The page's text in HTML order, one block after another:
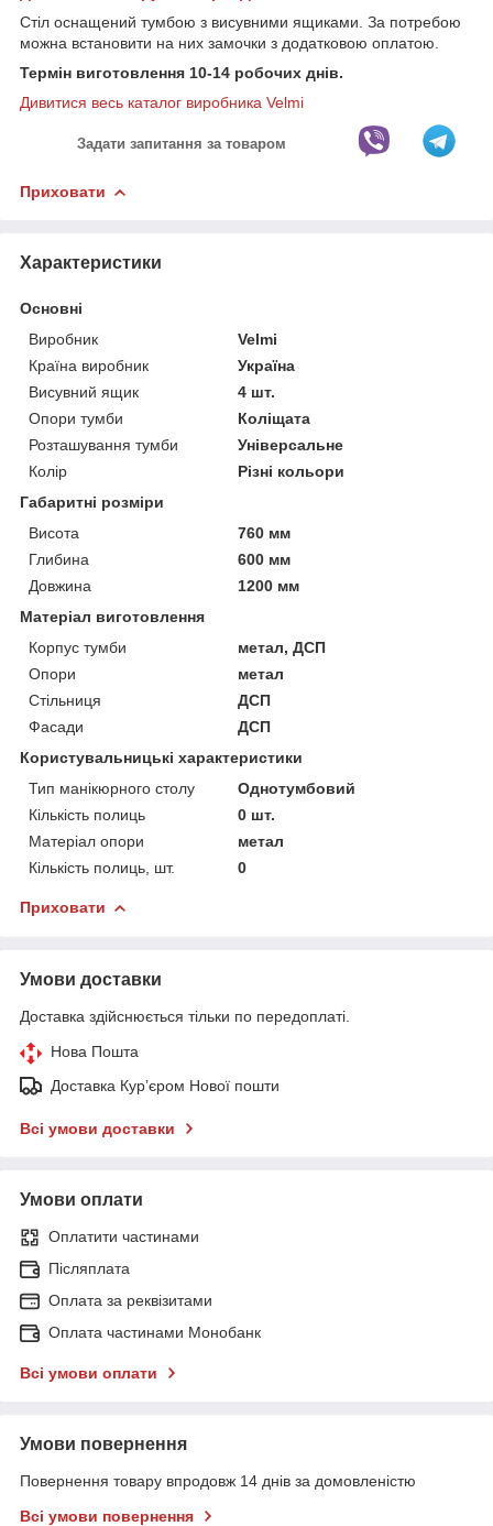
Стіл оснащений тумбою з висувними ящиками. За потребою
можна встановити на них замочки з додатковою оплатою.
Термін виготовлення 10-14 робочих днів.
Дивитися весь каталог виробника Velmi
Задати запитання за товаром
Приховати
Характеристики
Основні
Виробник
Velmi
Країна виробник
Україна
Висувний ящик
4 шт.
Опори тумби
Коліщата
Розташування тумби
Універсальне
Колір
Різні кольори
Габаритні розміри
Висота
760 мм
Глибина
600 мм
Довжина
1200 мм
Матеріал виготовлення
Корпус тумби
метал, ДСП
Опори
метал
Стільниця
ДСП
Фасади
ДСП
Користувальницькі характеристики
Тип манікюрного столу
Однотумбовий
Кількість полиць
0 шт.
Матеріал опори
метал
Кількість полиць, шт.
0
Приховати
Умови доставки
Доставка здійснюється тільки по передоплаті.
Нова Пошта
Доставка Курʼєром Нової пошти
Всі умови доставки
Умови оплати
Оплатити частинами
Післяплата
Оплата за реквізитами
Оплата частинами Монобанк
Всі умови оплати
Умови повернення
Повернення товару впродовж 14 днів за домовленістю
Всі умови повернення